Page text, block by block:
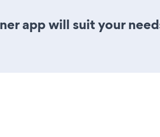
app will suit your